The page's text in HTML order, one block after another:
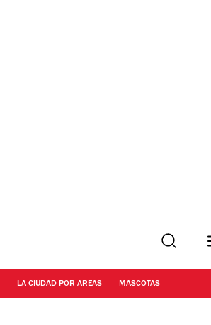
Buscar
LA CIUDAD POR AREAS MASCOTAS